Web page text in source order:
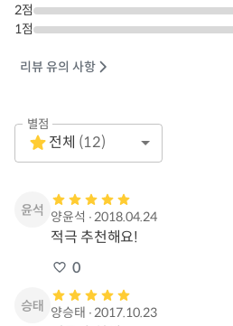
2점
1점
리뷰 유의 사항
별점
1 Star
Empty
전체 (12)
양윤석 ∙2018.04.24
적극 추천해요!
0
양승태 ∙2017.10.23